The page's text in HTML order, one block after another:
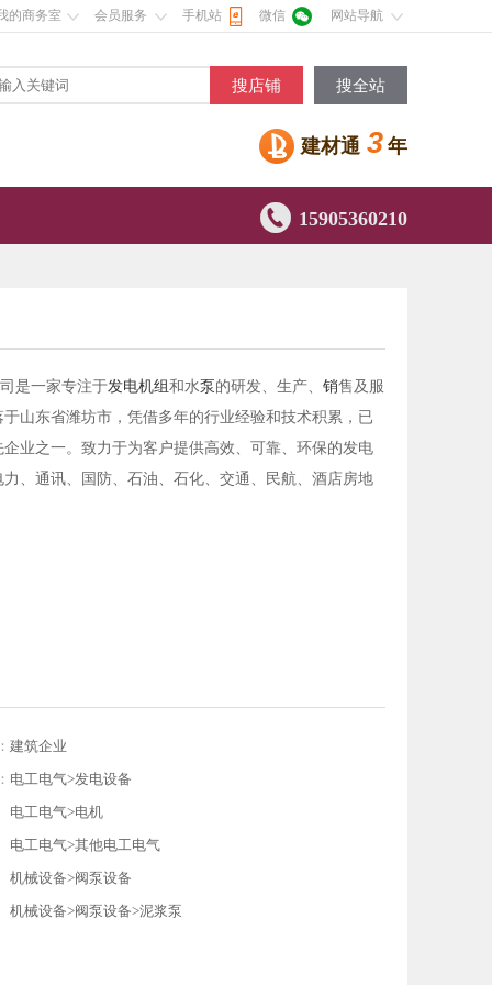
的商务室 会员服务 手机站 微信 网站导航
搜店铺 搜全站
建材通 3 年
 15905360210
是一家专注于发电机组 和水泵 的研发、生产、 销售及服
山东省潍坊市，凭借多年的行业经验和技术积累，已
业之一。致力于为客户提供高效、可靠、环保的发电
、通讯、国防、石油、石化、交通、民航、酒店房地
建筑企业
电工电气>发电设备
电工电气>电机
电工电气>其他电工电气
机械设备>阀泵设备
机械设备>阀泵设备>泥浆泵